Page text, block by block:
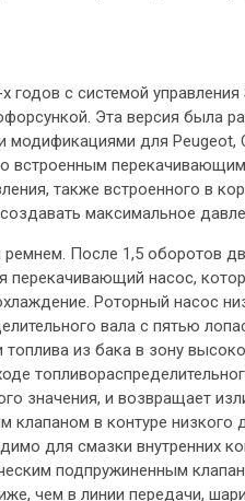
годов с системой
Эта версия была
для Peugeot,
встроенным
также встроенного в
максимальное
После 1,5 оборотов
перекачивающий насос,
Роторный насос
вала с пятью
из бака в зону
значения, и возвращает
в контуре низкого
для смазки внутренних
подпружиненным
чем в линии передачи,